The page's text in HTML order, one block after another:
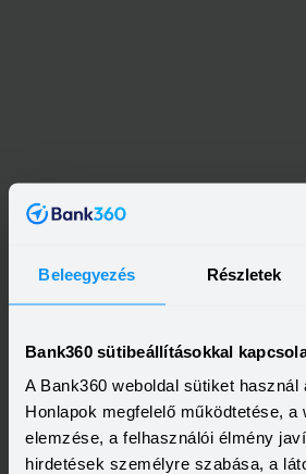
Beleegyezés Részletek
Bank360 sütibeállításokkal
A Bank360 weboldal sütiket használ
Honlapok megfelelő működtetése, a
elemzése, a felhasználói élmény
hirdetések személyre szabása, a
Kapcsolódó címkék